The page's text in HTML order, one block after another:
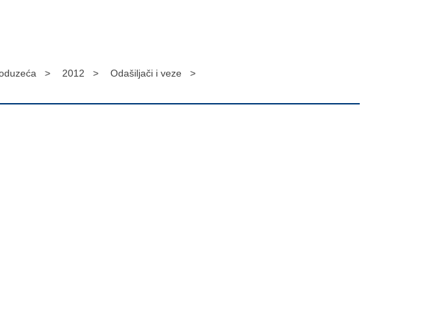
> 2012 > Odašiljači i veze >